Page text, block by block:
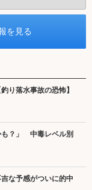
り落水事故の恐怖】
も？」 中毒レベル別
な予感がついに的中